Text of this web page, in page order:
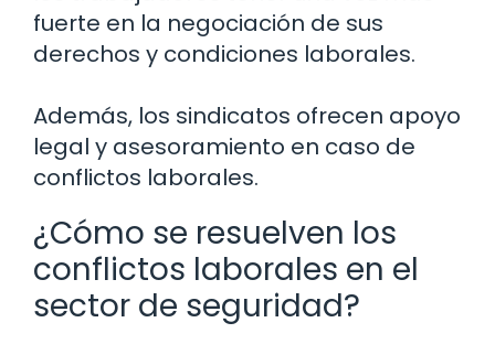
fuerte en la negociación de sus
derechos y condiciones laborales.
Además, los sindicatos ofrecen apoyo
legal y asesoramiento en caso de
conflictos laborales.
¿Cómo se resuelven los
conflictos laborales en el
sector de seguridad?